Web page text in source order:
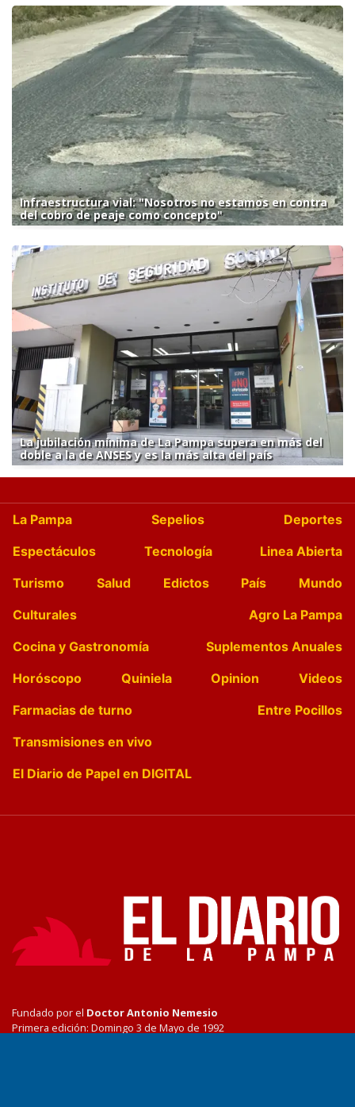
Infraestructura vial: "Nosotros no estamos en contra
del cobro de peaje como concepto"
La jubilación mínima de La Pampa supera en más del
doble a la de ANSES y es la más alta del país
La Pampa Sepelios
Deportes
Espectáculos
Tecnología
Linea Abierta
Turismo
Salud Edictos País
Mundo
Culturales
Agro La Pampa
Cocina y Gastronomía
Suplementos Anuales
Horóscopo
Quiniela Opinion
Videos
Farmacias de turno
Entre Pocillos
Transmisiones en vivo
El Diario de Papel en DIGITAL
Fundado por el Doctor Antonio Nemesio
Primera edición: Domingo 3 de Mayo de 1992